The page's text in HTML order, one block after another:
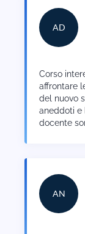
AD
Corso
affrontare
del nuovo
aneddoti e
docente
AN